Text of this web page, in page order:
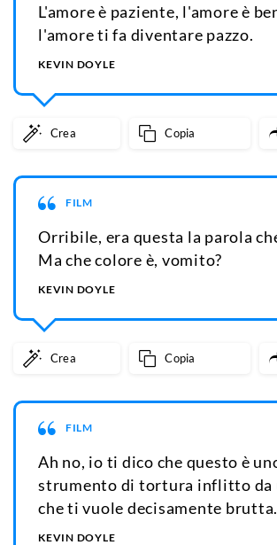
L'amore è paziente, l'amore è
l'amore ti fa diventare pazzo.
KEVIN DOYLE
Crea Copia
FILM
Orribile, era questa la parola
Ma che colore è, vomito?
KEVIN DOYLE
Crea Copia
FILM
Ah no, io ti dico che questo è
strumento di tortura inflitto da
che ti vuole decisamente brutta.
KEVIN DOYLE